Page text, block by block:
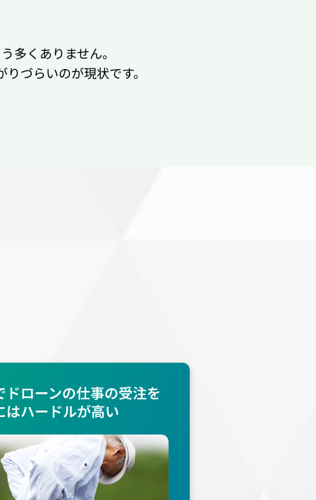
多くありません。
づらいのが現状です。
ドローンの仕事の受注を
はハードルが高い